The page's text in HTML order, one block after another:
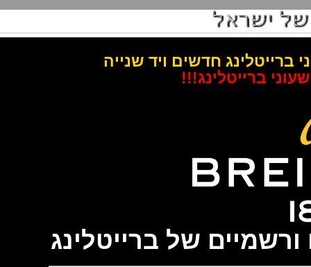
חדשים ויד שנייה
ברייטלינג!!!
של ברייטלינג